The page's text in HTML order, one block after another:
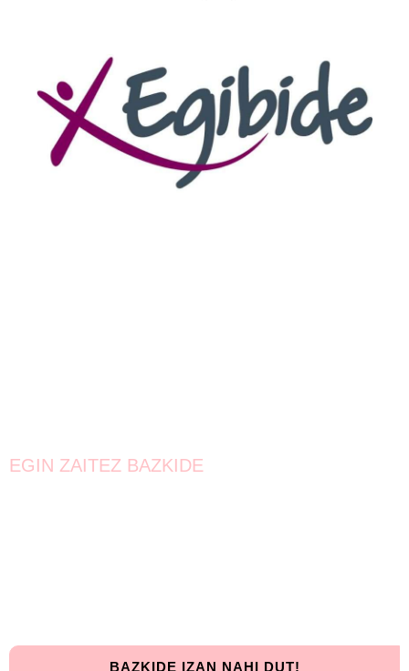
EGIN ZAITEZ BAZKIDE
BAZKIDE IZAN NAHI DUT!